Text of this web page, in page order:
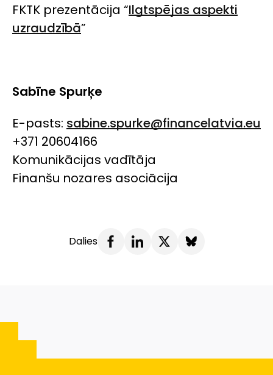
FKTK prezentācija “Ilgtspējas aspekti
uzraudzībā”
Sabīne Spurķe
E-pasts: sabine.spurke@financelatvia.eu
+371 20604166
Komunikācijas vadītāja
Finanšu nozares asociācija
Dalies